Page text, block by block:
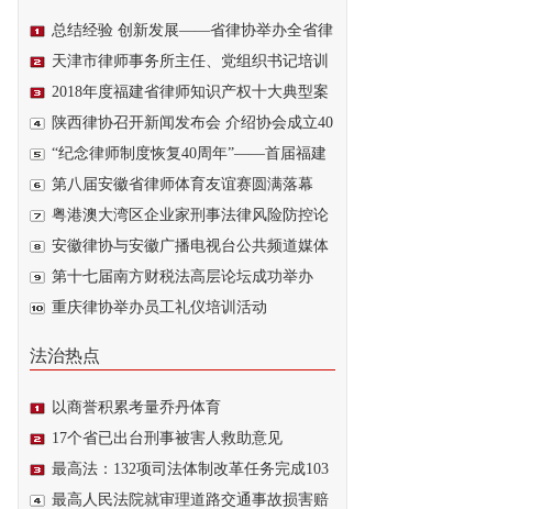
总结经验 创新发展——省律协举办全省律
师...天津市律师事务所主任、党组织书记培训
会日...2018年度福建省律师知识产权十大典型案
例正...陕西律协召开新闻发布会 介绍协会成立40
周...“纪念律师制度恢复40周年”——首届福建
青...第八届安徽省律师体育友谊赛圆满落幕
粤港澳大湾区企业家刑事法律风险防控论
坛在...安徽律协与安徽广播电视台公共频道媒体
普法...第十七届南方财税法高层论坛成功举办
重庆律协举办员工礼仪培训活动
法治热点
以商誉积累考量乔丹体育
17个省已出台刑事被害人救助意见
最高法：132项司法体制改革任务完成103
项 最高人民法院就审理道路交通事故损害赔